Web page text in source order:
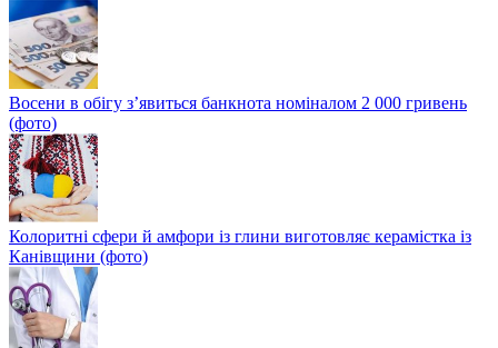
Восени в обігу з’явиться банкнота номіналом 2 000 гривень
(фото)
Колоритні сфери й амфори із глини виготовляє керамістка із
Канівщини (фото)